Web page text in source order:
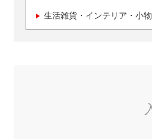
生活雑貨・インテリア・小物